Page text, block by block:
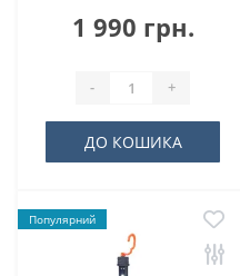
1 990 грн.
- +
ДО КОШИКА
Популярний